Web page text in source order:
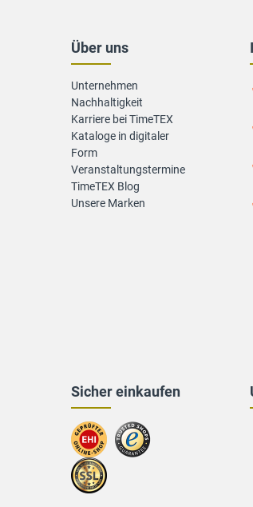
Sicher einkaufen
Zum
EHI-
Zertifikat
Zu
trusted
Über uns
Unternehmen
Nachhaltigkeit
Karriere bei TimeTEX
Kataloge in digitaler
Form
Veranstaltungstermine
TimeTEX Blog
Unsere Marken